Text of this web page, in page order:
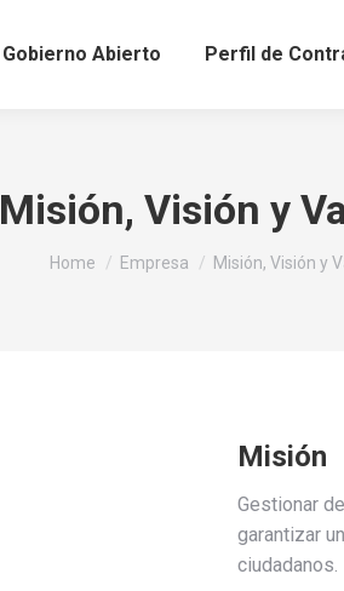
Gobierno Abierto Perfil de
Misión, Visión y
You are here:
Home Empresa Misión, Visión y
Misión
Gestionar
garantizar
ciudadanos.